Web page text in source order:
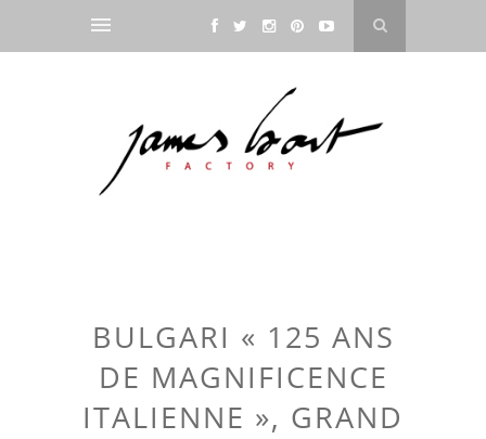
BULGARI « 125 ANS
DE MAGNIFICENCE
ITALIENNE », GRAND